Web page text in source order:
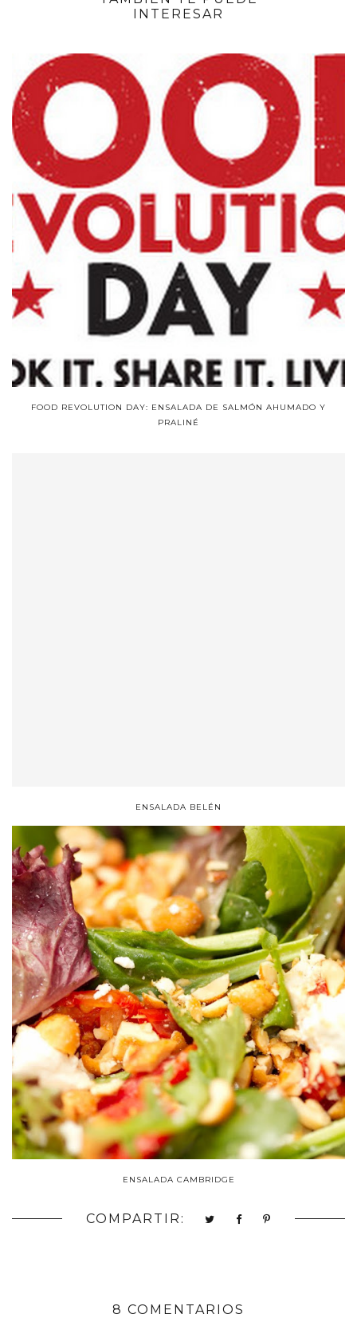
INTERESAR
FOOD REVOLUTION DAY: ENSALADA DE SALMÓN AHUMADO Y
PRALINÉ
ENSALADA BELÉN
ENSALADA CAMBRIDGE
COMPARTIR:
8 COMENTARIOS